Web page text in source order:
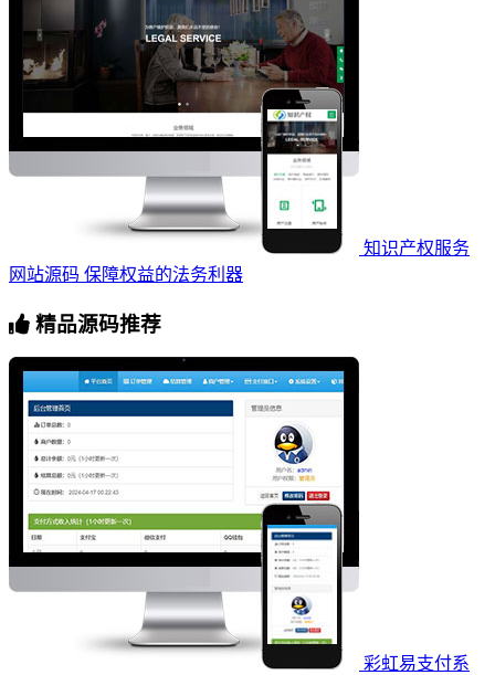
知识产权服务
网站源码 保障权益的法务利器
精品源码推荐
彩虹易支付系